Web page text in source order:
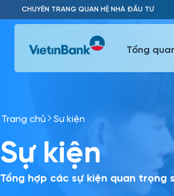
Skip to Main Content
CHUYÊN TRANG QUAN HỆ NHÀ ĐẦU TƯ
Tổng
Trang chủ Sự kiện
Sự kiện
Tổng hợp các sự kiện quan